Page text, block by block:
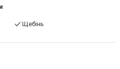
Щебінь